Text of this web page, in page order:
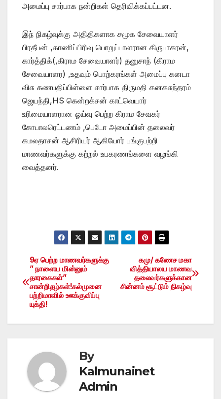
அமைப்பு சார்பாக நன்றிகள் தெரிவிக்கப்பட்டன.
இந் நிகழ்வுக்கு அதிதிகளாக சமூக சேவையாளர்
பிரதீபன் ,காணிப்பிரிவு பொறுப்பாளரான கிருபாகரன்,
கார்த்திக்(,கிராம சேவையாளர்) தனுசாந் (கிராம
சேவையாளர) ,உதவும் பொற்கரங்கள் அமைப்பு கனடா
விசு கணபதிப்பிள்ளை சார்பாக திருமதி கனகசுந்தரம்
ஜெயந்தி,HS கென்றக்சன் காட்வெயார்
உரிமையாளரான ஓய்வு பெற்ற கிராம சேவகர்
கோபாலரெட்டணம் ,பெடோ அமைப்பின் தலைவர்
கமலதாசன் ஆசிரியர் ஆகியோர் பங்குபற்றி
மாணவர்களுக்கு கற்றல் உபகரணங்களை வழங்கி
வைத்தனர்.
Post
navigation
கமு/ கணேச மகா
வித்தியாலய மாணவ
தலைவர்களுக்கான
சின்னம் சூட்டும் நிகழ்வு
9ஏ பெற்ற மாணவர்களுக்கு
” நாளைய மின்னும்
தாரகைகள்”
சான்றிதழ்கள்!கல்முனை
பற்றிமாவில் ஊக்குவிப்பு
யுக்தி!
By
Kalmunainet
Admin